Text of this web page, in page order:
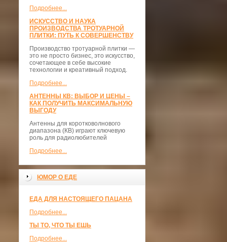
Подробнее...
ИСКУССТВО И НАУКА
ПРОИЗВОДСТВА ТРОТУАРНОЙ
ПЛИТКИ: ПУТЬ К СОВЕРШЕНСТВУ
Производство тротуарной плитки —
это не просто бизнес, это искусство,
сочетающее в себе высокие
технологии и креативный подход.
Подробнее...
АНТЕННЫ КВ: ВЫБОР И ЦЕНЫ –
КАК ПОЛУЧИТЬ МАКСИМАЛЬНУЮ
ВЫГОДУ
Антенны для коротковолнового
диапазона (КВ) играют ключевую
роль для радиолюбителей
Подробнее...
ЮМОР О ЕДЕ
ЕДА ДЛЯ НАСТОЯЩЕГО ПАЦАНА
Подробнее...
ТЫ ТО, ЧТО ТЫ ЕШЬ
Подробнее...